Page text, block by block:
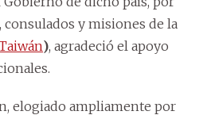
consulados y misiones de la
), agradeció el apoyo
elogiado ampliamente por